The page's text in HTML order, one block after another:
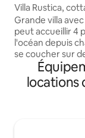
Villa Rustica,
cocoteraie
Grande villa
peut accueillir 4
l'océan depuis
se coucher sur
canopée de
de coco
faits maison,
locations